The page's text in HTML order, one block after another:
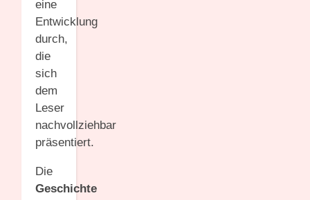
eine
Entwicklung
durch,
die
sich
dem
Leser
nachvollziehbar
präsentiert.
Die
Geschichte